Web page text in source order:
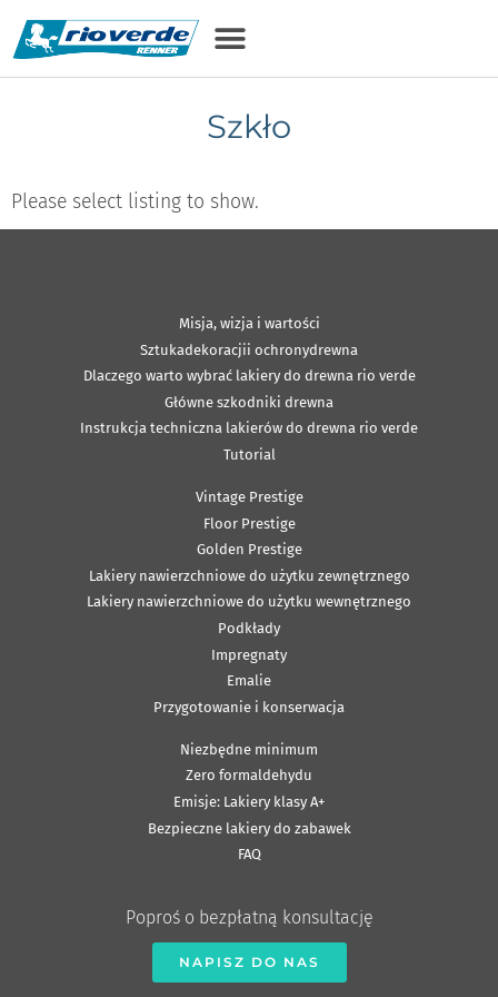
Szkło
Please select listing to show.
Misja, wizja i wartości
Sztukadekoracjii ochronydrewna
Dlaczego warto wybrać lakiery do drewna rio verde
Główne szkodniki drewna
Instrukcja techniczna lakierów do drewna rio verde
Tutorial
Vintage Prestige
Floor Prestige
Golden Prestige
Lakiery nawierzchniowe do użytku zewnętrznego
Lakiery nawierzchniowe do użytku wewnętrznego
Podkłady
Impregnaty
Emalie
Przygotowanie i konserwacja
Niezbędne minimum
Zero formaldehydu
Emisje: Lakiery klasy A+
Bezpieczne lakiery do zabawek
FAQ
Poproś o bezpłatną konsultację
NAPISZ DO NAS